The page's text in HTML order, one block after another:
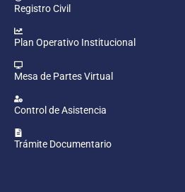
Registro Civil
Plan Operativo Institucional
Mesa de Partes Virtual
Control de Asistencia
Trámite Documentario